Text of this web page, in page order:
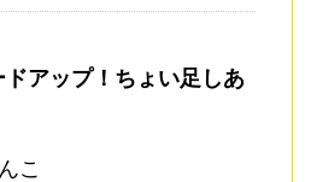
アップ！ちょい足しあ
こ